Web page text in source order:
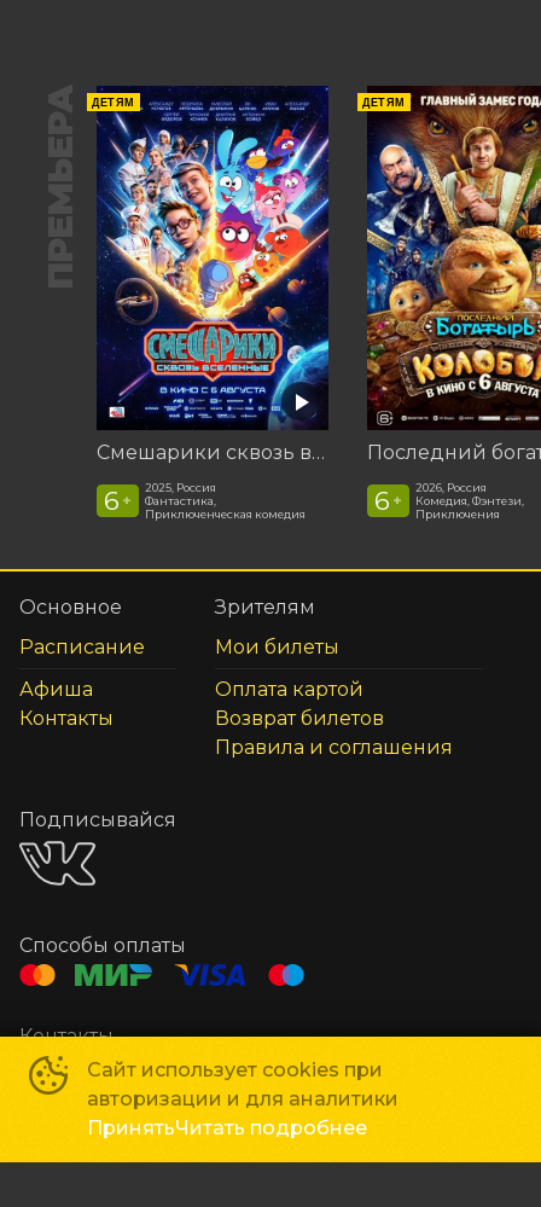
ПРЕМЬЕРА ДЕТЯМ
Смешарики сквозь вселенные
6 +
2025, Россия
Фантастика,
Приключенческая комедия
ДЕТЯМ
6 +
2026, Россия
Комедия, Фэнтези,
Приключения
Сайт использует cookies при
авторизации и для аналитики
ПринятьЧитать подробнее
Основное
Расписание
Афиша
Контакты
Зрителям
Мои билеты
Оплата картой
Возврат билетов
Правила и соглашения
Подписывайся
Способы оплаты
Контакты
Касса
+7 4965 22-37-87
СМИ
+7 496 524-99-83
Администрация kinochg@mail.ru